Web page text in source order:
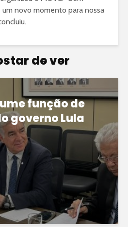
um novo momento para nossa
de ver
função de
governo Lula